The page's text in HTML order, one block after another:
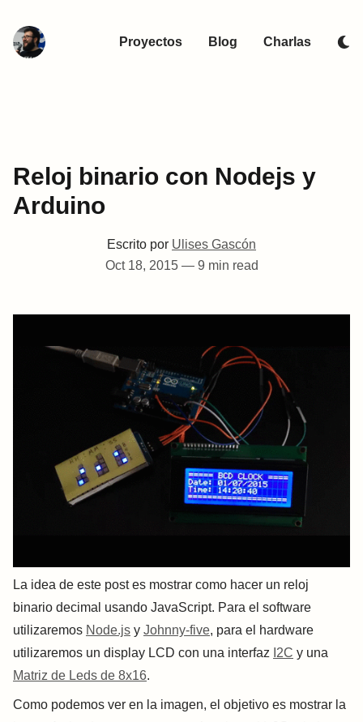
Proyectos Blog Charlas
Reloj binario con Nodejs y
Arduino
Escrito por Ulises Gascón
Oct 18, 2015— 9 min read
La idea de este post es mostrar como hacer un reloj
binario decimal usando JavaScript. Para el software
utilizaremos Node.js y Johnny-five, para el hardware
utilizaremos un display LCD con una interfaz I2C y una
Matriz de Leds de 8x16.
Como podemos ver en la imagen, el objetivo es mostrar la